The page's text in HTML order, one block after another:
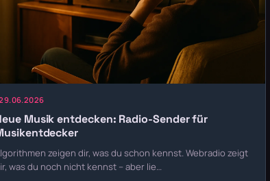
Musik entdecken: Radio-Sender für
zeigen dir, was du schon kennst. Webradio zeigt
was du noch nicht kennst – aber lie…